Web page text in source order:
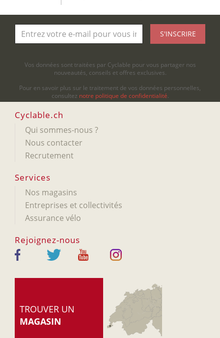
S'INSCRIRE
Vos données sont traitées par Cyclable pour vous partager nos
nouveautés, conseils et offres exclusives.
Pour en savoir plus sur le traitement de vos données personnelles,
consultez notre politique de confidentialité.
Cyclable.ch
Qui sommes-nous ?
Nous contacter
Recrutement
Services
Nos magasins
Entreprises et collectivités
Assurance vélo
Rejoignez-nous
TROUVER UN
MAGASIN